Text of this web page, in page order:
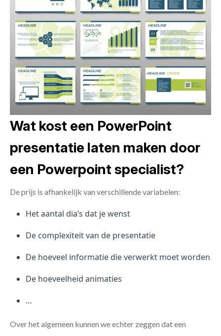
Wat kost een PowerPoint
presentatie laten maken door
een Powerpoint specialist?
De prijs is afhankelijk van verschillende variabelen:
Het aantal dia’s dat je wenst
De complexiteit van de presentatie
De hoeveel informatie die verwerkt moet worden
De hoeveelheid animaties
…
Over het algemeen kunnen we echter zeggen dat een